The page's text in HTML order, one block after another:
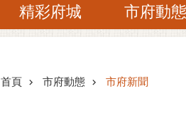
精彩府城 市府動態
首頁 市府動態 市府新聞